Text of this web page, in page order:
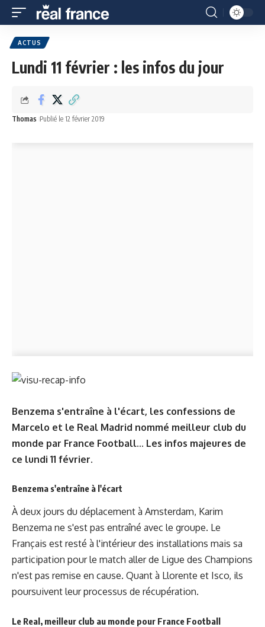
ACTUS
Lundi 11 février : les infos du jour
Thomas Publié le 12 février 2019
Benzema s'entraîne à l'écart, les confessions de
Marcelo et le Real Madrid nommé meilleur club du
monde par France Football... Les infos majeures de
ce lundi 11 février.
Benzema s'entraîne à l'écart
À deux jours du déplacement à Amsterdam, Karim
Benzema ne s'est pas entraîné avec le groupe. Le
Français est resté à l'intérieur des installations mais sa
participation pour le match aller de Ligue des Champions
n'est pas remise en cause. Quant à Llorente et Isco, ils
poursuivent leur processus de récupération.
Le Real, meilleur club au monde pour France Football